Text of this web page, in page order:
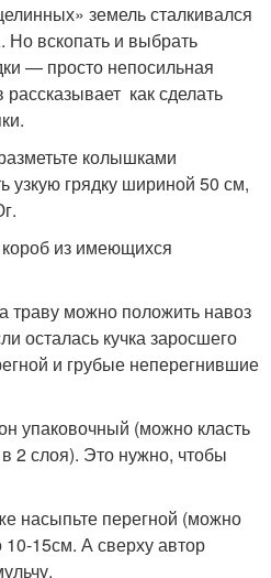
земель сталкивался
Но вскопать и выбрать
— просто непосильная
как сделать
колышками
узкую грядку шириной 50 см,
из имеющихся
траву можно положить навоз
осталась кучка заросшего
и грубые неперегнившие
упаковочный (можно класть
2 слоя). Это нужно, чтобы
насыпьте перегной (можно
15см. А сверху автор